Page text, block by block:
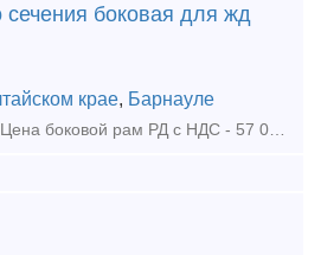
сечения боковая для жд
крае, Барнауле